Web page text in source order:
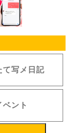
て写メ日記
ベント